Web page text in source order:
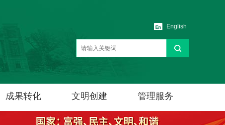
English
成果转化 文明创建 管理服务